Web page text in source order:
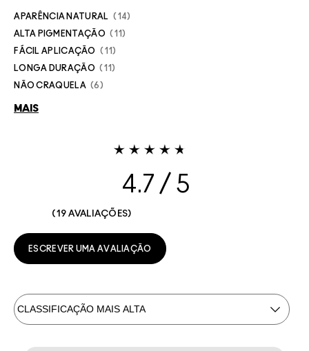
APARÊNCIA NATURAL 14
ALTA PIGMENTAÇÃO 11
FÁCIL APLICAÇÃO 11
LONGA DURAÇÃO 11
NÃO CRAQUELA 6
MAIS
4.7
19 AVALIAÇÕES
ESCREVER UMA AVALIAÇÃO